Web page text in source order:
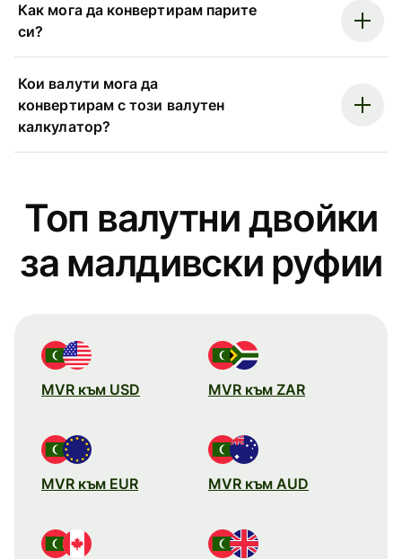
Как мога да конвертирам парите
си?
Кои валути мога да
конвертирам с този валутен
калкулатор?
Топ валутни двойки
за малдивски руфии
MVR към USD MVR към ZAR
MVR към EUR MVR към AUD